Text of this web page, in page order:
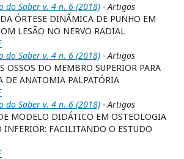
do Saber v. 4 n. 6 (2018) - Artigos
ÓRTESE DINÂMICA DE PUNHO EM
LESÃO NO NERVO RADIAL
do Saber v. 4 n. 6 (2018) - Artigos
OSSOS DO MEMBRO SUPERIOR PARA
DE ANATOMIA PALPATÓRIA
do Saber v. 4 n. 6 (2018) - Artigos
MODELO DIDÁTICO EM OSTEOLOGIA
INFERIOR: FACILITANDO O ESTUDO